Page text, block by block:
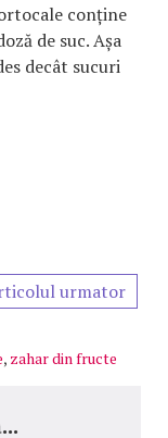
conține
de suc. Așa
decât sucuri
urmator
, zahar din fructe